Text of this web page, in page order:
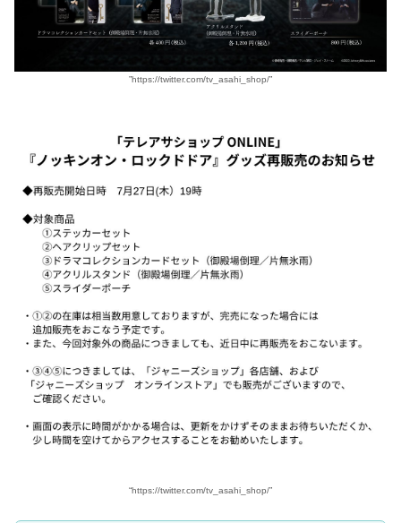
”https://twitter.com/tv_asahi_shop/”
“https://twitter.com/tv_asahi_shop/”